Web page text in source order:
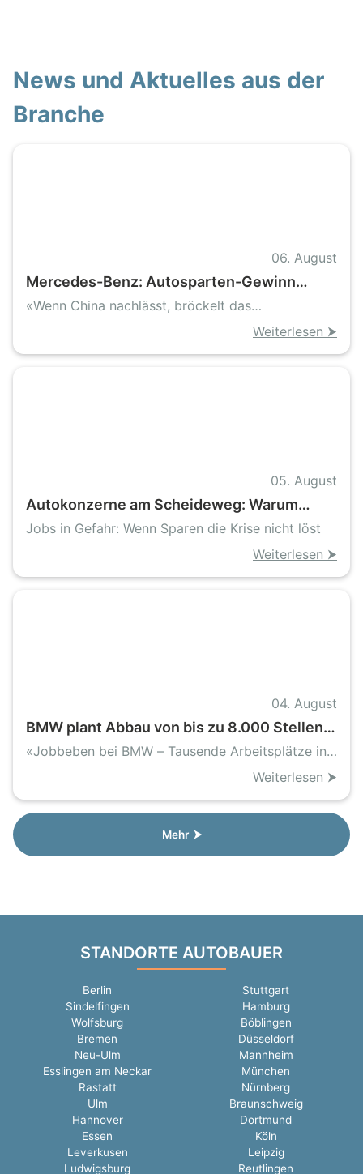
News und Aktuelles aus der
Branche
06. August
Mercedes-Benz: Autosparten-Gewinn
bricht ein, Konzern bleibt dank Finanz- und
«Wenn China nachlässt, bröckelt das
Weiterlesen ⮞
05. August
Autokonzerne am Scheideweg: Warum
BMW und Porsche mehr als Sparprogramme
Jobs in Gefahr: Wenn Sparen die Krise nicht löst
Weiterlesen ⮞
04. August
BMW plant Abbau von bis zu 8.000 Stellen
in Deutschland
«Jobbeben bei BMW – Tausende Arbeitsplätze in
Weiterlesen ⮞
Mehr ⮞
STANDORTE AUTOBAUER
Berlin
Stuttgart
Sindelfingen
Hamburg
Wolfsburg
Böblingen
Bremen
Düsseldorf
Neu-Ulm
Mannheim
Esslingen am Neckar
München
Rastatt
Nürnberg
Ulm
Braunschweig
Hannover
Dortmund
Essen
Köln
Leverkusen
Leipzig
Ludwigsburg
Reutlingen